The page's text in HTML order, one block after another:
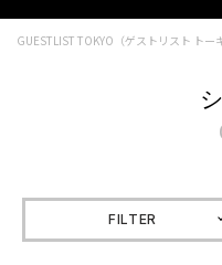
GUESTLIST TOKYO（ゲストリスト トー
FILTER